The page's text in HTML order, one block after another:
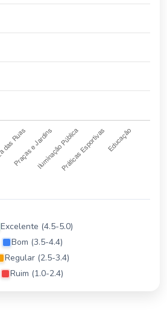
Excelente (4.5-5.0)
Bom (3.5-4.4)
Regular (2.5-3.4)
Ruim (1.0-2.4)